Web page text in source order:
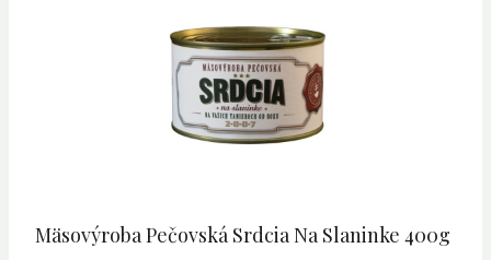
Mäsovýroba Pečovská Srdcia Na Slaninke 400g